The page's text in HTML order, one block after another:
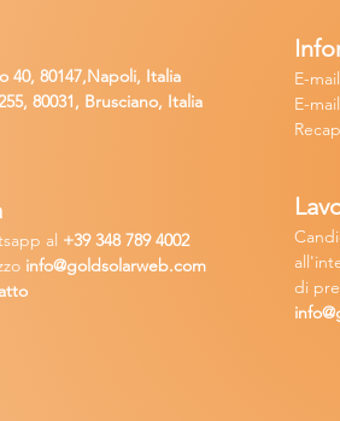
40, 80147,Napoli, Italia
80031, Brusciano, Italia
al +39 348 789 4002
info@goldsolarweb.com
di
E-
E-